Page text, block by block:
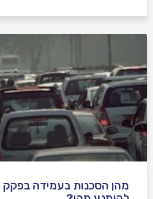
מהן הסכנות בעמידה בפקק